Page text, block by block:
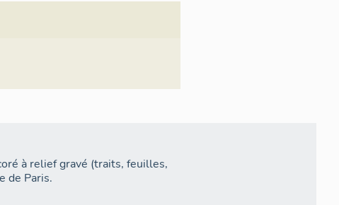
à relief gravé (traits, feuilles,
de Paris.